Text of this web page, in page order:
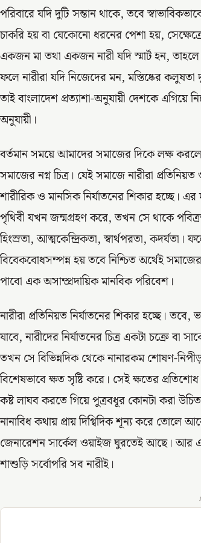
পরিবারে যদি দুটি সন্তান থাকে, তবে
চাকরি হয় বা যেকোনো ধরনের পেশা হয়,
একজন মা তথা একজন নারী যদি স্মার্ট হন,
ফলে নারীরা যদি নিজেদের মন, মস্তিষ্কের
তাই বাংলাদেশ প্রত্যাশা-অনুযায়ী দেশকে এগিয়ে
অনুযায়ী।
বর্তমান সময়ে আমাদের সমাজের দিকে লক্ষ
সমাজের নগ্ন চিত্র। যেই সমাজে নারীরা
শারীরিক ও মানসিক নির্যাতনের শিকার হচ্ছে।
পৃথিবী যখন জন্মগ্রহণ করে, তখন সে থাকে
হিংস্রতা, আত্মকেন্দ্রিকতা, স্বার্থপরতা,
বিবেকবোধসম্পন্ন হয় তবে নিশ্চিত অর্থেই
পাবো এক অসাম্প্রদায়িক মানবিক পরিবেশ।
নারীরা প্রতিনিয়ত নির্যাতনের শিকার হচ্ছে।
যাবে, নারীদের নির্যাতনের চিত্র একটা চক্রে
তখন সে বিভিন্নদিক থেকে নানারকম শোষণ-
বিশেষভাবে ক্ষত সৃষ্টি করে। সেই ক্ষতের
কষ্ট লাঘব করতে গিয়ে পুত্রবধূর কোনটা করা
নানাবিধ কথায় প্রায় দিগ্বিদিক শূন্য করে তোলে
জেনারেশন সার্কেল ওয়াইজ ঘুরতেই আছে। আর এই
শাশুড়ি সর্বোপরি সব নারীই।